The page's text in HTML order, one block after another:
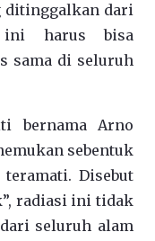
ditinggalkan dari
ini harus bisa
sama di seluruh
bernama Arno
sebentuk
Disebut
radiasi ini tidak
seluruh alam